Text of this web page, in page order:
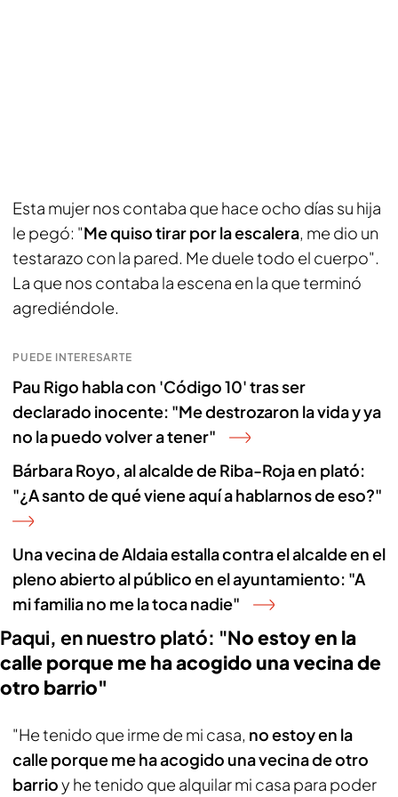
Esta mujer nos contaba que hace ocho días su hija
le pegó: "Me quiso tirar por la escalera, me dio un
testarazo con la pared. Me duele todo el cuerpo".
La que nos contaba la escena en la que terminó
agrediéndole.
PUEDE INTERESARTE
Pau Rigo habla con 'Código 10' tras ser
declarado inocente: "Me destrozaron la vida y ya
no la puedo volver a tener"
Bárbara Royo, al alcalde de Riba-Roja en plató:
"¿A santo de qué viene aquí a hablarnos de eso?"
Una vecina de Aldaia estalla contra el alcalde en el
pleno abierto al público en el ayuntamiento: "A
mi familia no me la toca nadie"
Paqui, en nuestro plató: "No estoy en la
calle porque me ha acogido una vecina de
otro barrio"
"He tenido que irme de mi casa, no estoy en la
calle porque me ha acogido una vecina de otro
barrioy he tenido que alquilar mi casa para poder